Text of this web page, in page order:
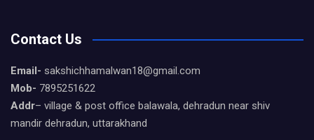
Contact Us
Email- sakshichhamalwan18@gmail.com
Mob- 7895251622
Addr– village & post office balawala, dehradun near shiv
mandir dehradun, uttarakhand